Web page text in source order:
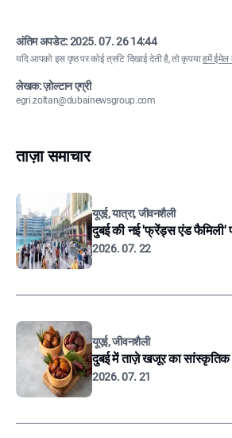
अंतिम अपडेट:2025. 07. 26 14:44
यदि आपको इस पृष्ठ पर कोई त्रुटि दिखाई देती है, तो कृपयाहमें ईमेल
लेखक: ज़ोल्टान एग्री
egri.zoltan@dubainewsgroup.com
ताज़ा समाचार
यूएई, यात्रा, जीवनशैली
दुबई की नई 'फ्रेंड्स एंड फैमिली'
2026. 07. 22
यूएई, जीवनशैली
दुबई में ताज़े खजूर का सांस्कृतिक
2026. 07. 21